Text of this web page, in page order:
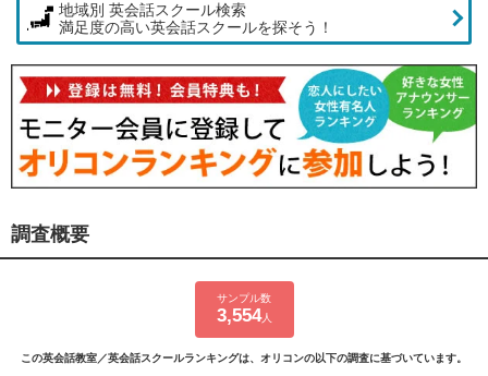
地域別 英会話スクール検索
満足度の高い英会話スクールを探そう！
調査概要
サンプル数
3,554人
この英会話教室／英会話スクールランキングは、オリコンの以下の調査に基づいています。